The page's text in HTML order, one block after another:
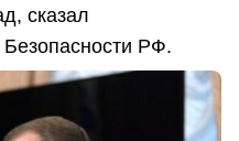
сказал
РФ.